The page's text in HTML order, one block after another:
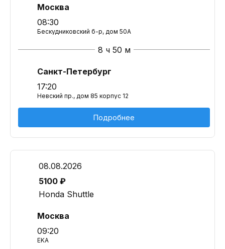
Москва
08:30
Бескудниковский б-р, дом 50А
8 ч 50 м
Санкт-Петербург
17:20
Невский пр., дом 85 корпус 12
Подробнее
08.08.2026
5100 ₽
Honda Shuttle
Москва
09:20
EKA